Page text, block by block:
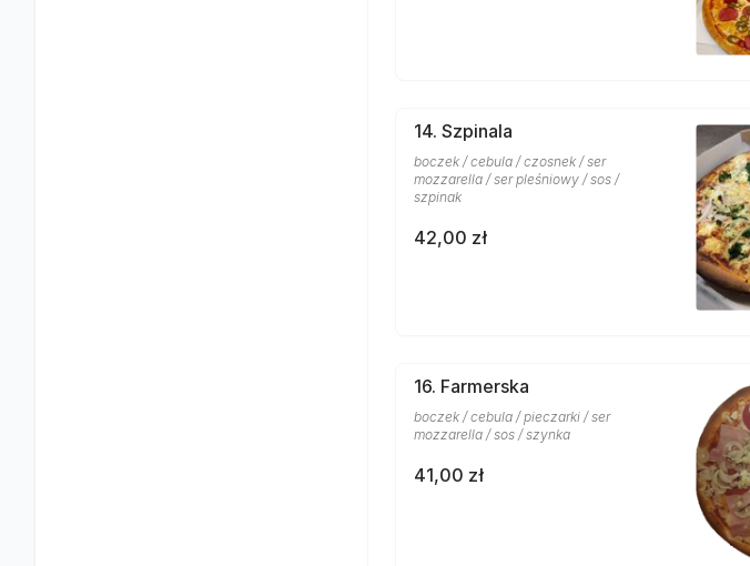
14. Szpinala
boczek / cebula / czosnek / ser
mozzarella / ser pleśniowy / sos /
szpinak
42,00 zł
16. Farmerska
boczek / cebula / pieczarki / ser
mozzarella / sos / szynka
41,00 zł